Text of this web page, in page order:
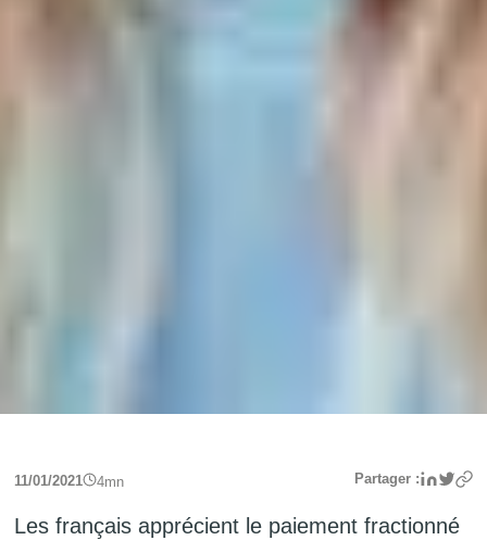
11/01/2021 4mn Partager :
Les français apprécient le paiement fractionné